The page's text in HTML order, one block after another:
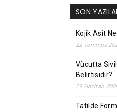
SON
Kojik Asit
22 Temmuz
Vücutta
Belirtisidir?
29 Haziran
Tatilde